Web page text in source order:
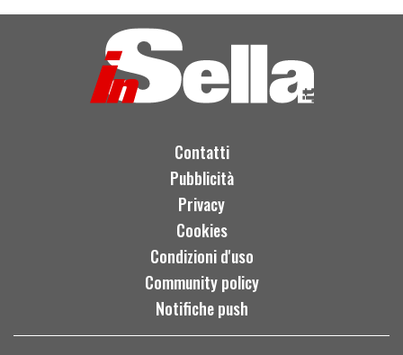
Contatti
Pubblicità
Privacy
Cookies
Condizioni d'uso
Community policy
Notifiche push